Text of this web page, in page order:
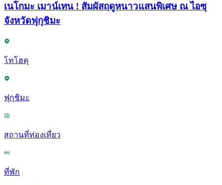
เนโกมะ เมาน์เทน ! สัมผัสฤดูหนาวแสนพิเศษ ณ ไอซุ
จังหวัดฟุกุชิมะ
โทโฮคุ
ฟุกุชิมะ
สถานที่ท่องเที่ยว
ที่พัก